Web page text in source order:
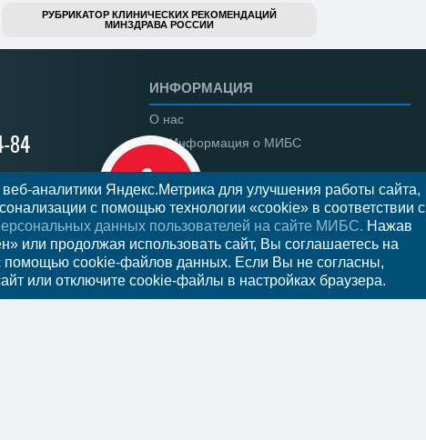
РУБРИКАТОР КЛИНИЧЕСКИХ РЕКОМЕНДАЦИЙ
МИНЗДРАВА РОССИИ
84
ИНФОРМАЦИЯ
О нас
Информация о МИБС
Региональные центры
Вакансии
Документы
Федеральное законодательство
аналитики Яндекс.Метрика для улучшения работы сайта,
с помощью технологии «cookie» в соответствии с
данных пользователей на сайте МИБС. Нажав
или продолжая использовать сайт, Вы соглашаетесь на
помощью cookie-файлов данных. Если Вы не согласны,
или отключите cookie-файлы в настройках браузера.